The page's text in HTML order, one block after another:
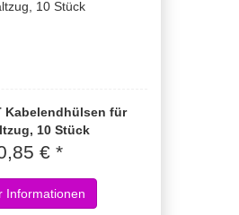
Kabelendhülsen für
10 Stück
€ *
Informationen